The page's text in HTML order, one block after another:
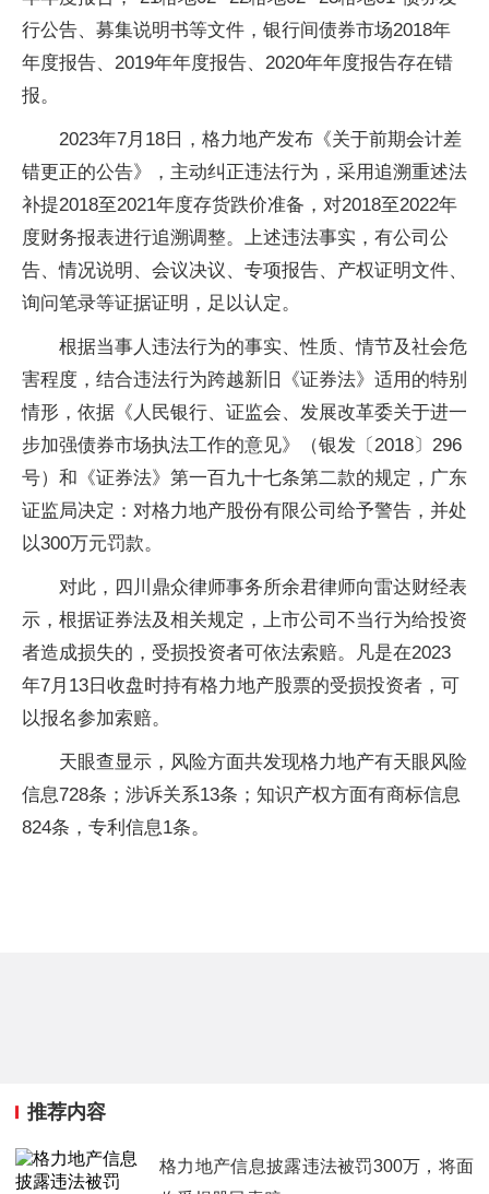
行公告、募集说明书等文件，银行间债券市场2018年
年度报告、2019年年度报告、2020年年度报告存在错
报。
2023年7月18日，格力地产发布《关于前期会计差
错更正的公告》，主动纠正违法行为，采用追溯重述法
补提2018至2021年度存货跌价准备，对2018至2022年
度财务报表进行追溯调整。上述违法事实，有公司公
告、情况说明、会议决议、专项报告、产权证明文件、
询问笔录等证据证明，足以认定。
根据当事人违法行为的事实、性质、情节及社会危
害程度，结合违法行为跨越新旧《证券法》适用的特别
情形，依据《人民银行、证监会、发展改革委关于进一
步加强债券市场执法工作的意见》（银发〔2018〕296
号）和《证券法》第一百九十七条第二款的规定，广东
证监局决定：对格力地产股份有限公司给予警告，并处
以300万元罚款。
对此，四川鼎众律师事务所余君律师向雷达财经表
示，根据证券法及相关规定，上市公司不当行为给投资
者造成损失的，受损投资者可依法索赔。凡是在2023
年7月13日收盘时持有格力地产股票的受损投资者，可
以报名参加索赔。
天眼查显示，风险方面共发现格力地产有天眼风险
信息728条；涉诉关系13条；知识产权方面有商标信息
824条，专利信息1条。
推荐内容
格力地产信息披露违法被罚300万，将面